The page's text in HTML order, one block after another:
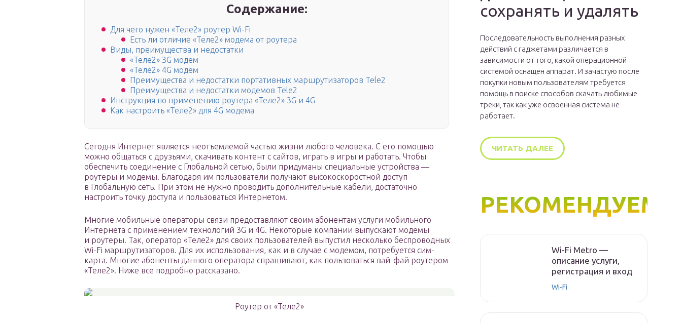
Содержание:
Для чего нужен «Теле2» роутер Wi-Fi
Есть ли отличие «Теле2» модема от роутера
Виды, преимущества и недостатки
«Теле2» 3G модем
«Теле2» 4G модем
Преимущества и недостатки портативных маршрутизаторов Tele2
Преимущества и недостатки модемов Tele2
Инструкция по применению роутера «Теле2» 3G и 4G
Как настроить «Теле2» для 4G модема
Сегодня Интернет является неотъемлемой частью жизни любого человека. С его помощью
можно общаться с друзьями, скачивать контент с сайтов, играть в игры и работать. Чтобы
обеспечить соединение с Глобальной сетью, были придуманы специальные устройства —
роутеры и модемы. Благодаря им пользователи получают высокоскоростной доступ
в Глобальную сеть. При этом не нужно проводить дополнительные кабели, достаточно
настроить точку доступа и пользоваться Интернетом.
Многие мобильные операторы связи предоставляют своим абонентам услуги мобильного
Интернета с применением технологий 3G и 4G. Некоторые компании выпускают модемы
и роутеры. Так, оператор «Теле2» для своих пользователей выпустил несколько беспроводных
Wi-Fi маршрутизаторов. Для их использования, как и в случае с модемом, потребуется сим-
карта. Многие абоненты данного оператора спрашивают, как пользоваться вай-фай роутером
«Теле2». Ниже все подробно рассказано.
Роутер от «Теле2»
сохранять и удалять
Последовательность выполнения разных
действий с гаджетами различается в
зависимости от того, какой операционной
системой оснащен аппарат. И зачастую после
покупки новым пользователям требуется
помощь в поиске способов скачать любимые
треки, так как уже освоенная система не
работает.
ЧИТАТЬ ДАЛЕЕ
РЕКОМЕНДУЕМ
Wi-Fi Metro —
описание услуги,
регистрация и вход
Wi-Fi